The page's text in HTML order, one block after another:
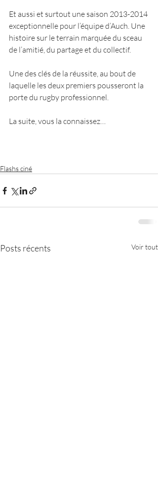
Et aussi et surtout une saison 2013-2014
exceptionnelle pour l’équipe d’Auch. Une
histoire sur le terrain marquée du sceau
de l’amitié, du partage et du collectif.
Une des clés de la réussite, au bout de
laquelle les deux premiers pousseront la
porte du rugby professionnel.
La suite, vous la connaissez…
Flashs ciné
Posts récents Voir tout